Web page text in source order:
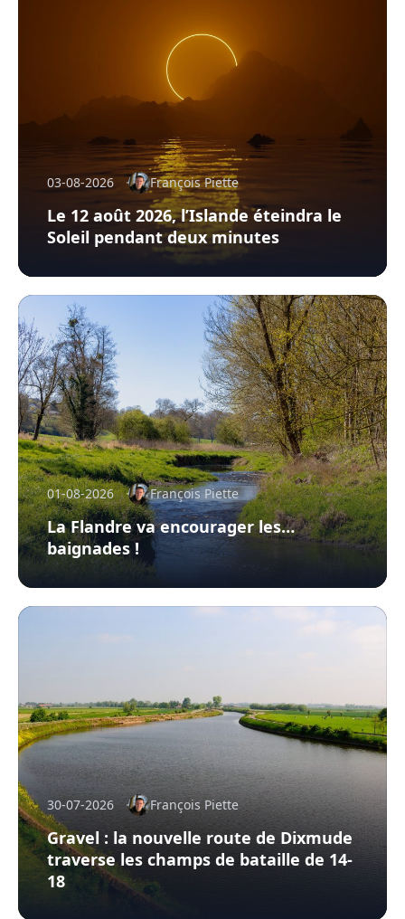
03-08-2026 François Piette
Le 12 août 2026, l’Islande éteindra le
Soleil pendant deux minutes
01-08-2026 François Piette
La Flandre va encourager les…
baignades !
30-07-2026 François Piette
Gravel : la nouvelle route de Dixmude
traverse les champs de bataille de 14-
18